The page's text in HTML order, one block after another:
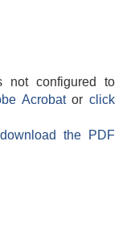
not configured to
Acrobatorclick
the PDF